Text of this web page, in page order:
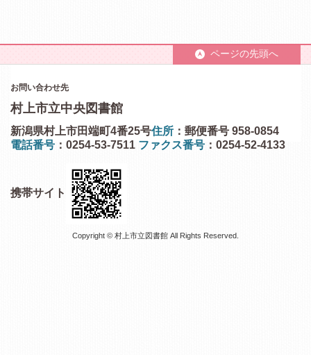
ページの先頭へ
お問い合わせ先
村上市立中央図書館
住所 ：郵便番号 958-0854
新潟県村上市田端町4番25号
電話番号 ：0254-53-7511 ファクス番号 ：0254-52-4133
携帯サイト
Copyright © 村上市立図書館 All Rights Reserved.